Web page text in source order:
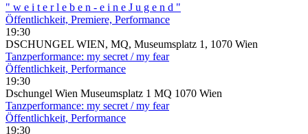
" w e i t e r l e b e n - e i n e J u g e n d "
Öffentlichkeit, Premiere, Performance
19:30
DSCHUNGEL WIEN, MQ, Museumsplatz 1, 1070 Wien
Tanzperformance: my secret / my fear
Öffentlichkeit, Performance
19:30
Dschungel Wien Museumsplatz 1 MQ 1070 Wien
Tanzperformance: my secret / my fear
Öffentlichkeit, Performance
19:30